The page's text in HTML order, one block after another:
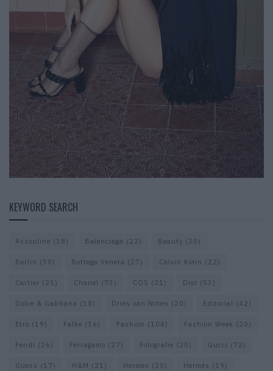
KEYWORD SEARCH
Assouline (18) Balenciaga (22) Beauty (20)
Berlin (30) Bottega Veneta (27) Calvin Klein (22)
Cartier (25) Chanel (73) COS (21) Dior (53)
Dolce & Gabbana (18) Dries van Noten (20) Editorial (42)
Etro (19) Falke (36) Fashion (104) Fashion Week (20)
Fendi (26) Ferragamo (27) Fotografie (20) Gucci (72)
Guess (17) H&M (21) Hermes (20) Hermès (19)